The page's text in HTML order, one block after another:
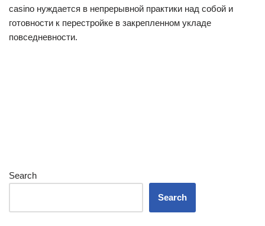
casino нуждается в непрерывной практики над собой и
готовности к перестройке в закрепленном укладе
повседневности.
Search
Search